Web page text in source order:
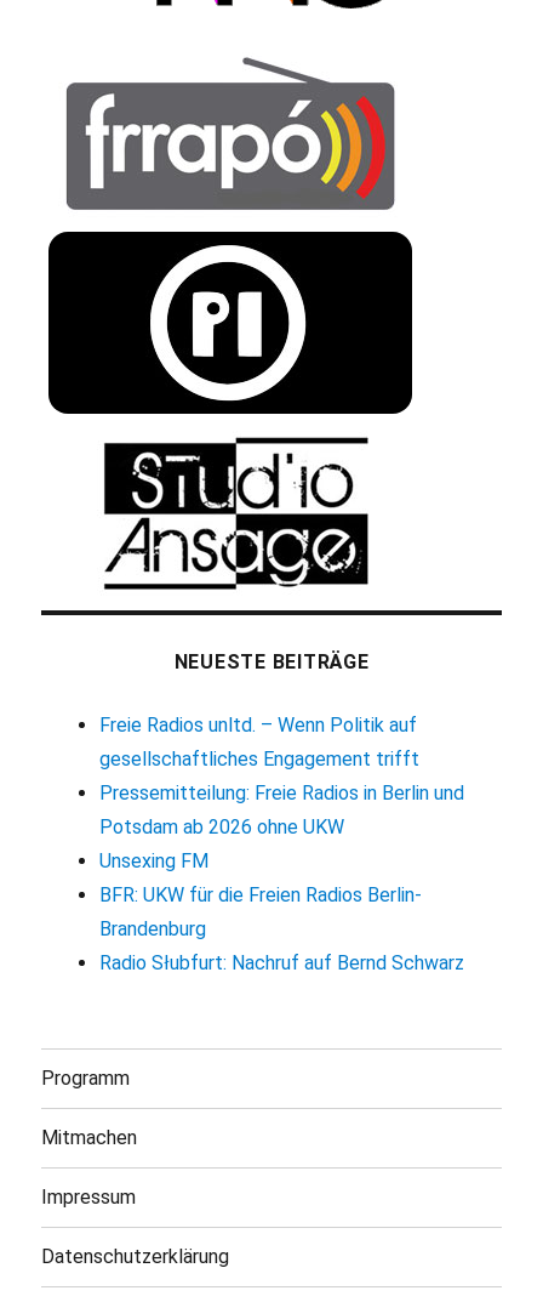
NEUESTE BEITRÄGE
Freie Radios unltd. – Wenn Politik auf
gesellschaftliches Engagement trifft
Pressemitteilung: Freie Radios in Berlin und
Potsdam ab 2026 ohne UKW
Unsexing FM
BFR: UKW für die Freien Radios Berlin-
Brandenburg
Radio Słubfurt: Nachruf auf Bernd Schwarz
Programm
Mitmachen
Impressum
Datenschutzerklärung